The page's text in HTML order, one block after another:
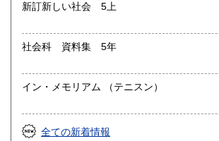
新訂新しい社会 5上
社会科 資料集 5年
イン・メモリアム （テニスン）
全ての新着情報